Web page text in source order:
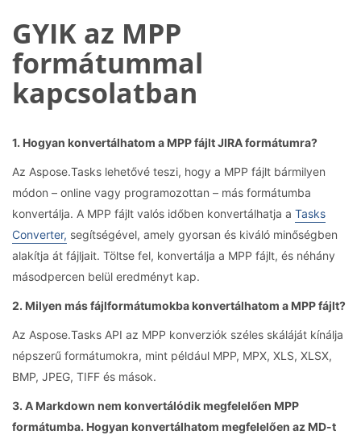
GYIK az MPP
formátummal
kapcsolatban
1. Hogyan konvertálhatom a MPP fájlt JIRA formátumra?
Az Aspose.Tasks lehetővé teszi, hogy a MPP fájlt bármilyen
módon – online vagy programozottan – más formátumba
konvertálja. A MPP fájlt valós időben konvertálhatja a Tasks
Converter, segítségével, amely gyorsan és kiváló minőségben
alakítja át fájljait. Töltse fel, konvertálja a MPP fájlt, és néhány
másodpercen belül eredményt kap.
2. Milyen más fájlformátumokba konvertálhatom a MPP fájlt?
Az Aspose.Tasks API az MPP konverziók széles skáláját kínálja
népszerű formátumokra, mint például MPP, MPX, XLS, XLSX,
BMP, JPEG, TIFF és mások.
3. A Markdown nem konvertálódik megfelelően MPP
formátumba. Hogyan konvertálhatom megfelelően az MD-t